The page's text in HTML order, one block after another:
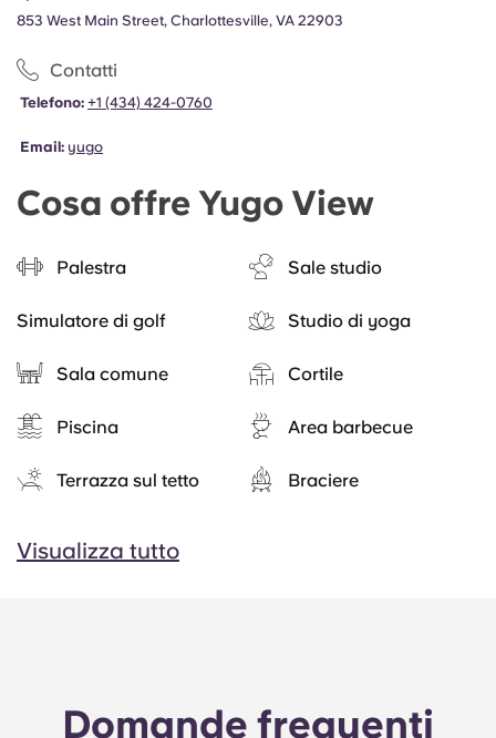
853 West Main Street, Charlottesville, VA 22903
Contatti
Telefono: +1 (434) 424-0760
Email: yugo
Cosa offre Yugo View
Palestra Sale studio
Simulatore di golf Studio di yoga
Sala comune Cortile
Piscina Area barbecue
Terrazza sul tetto Braciere
Visualizza tutto
Domande frequenti